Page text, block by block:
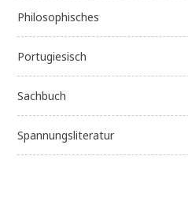
Philosophisches
Portugiesisch
Sachbuch
Spannungsliteratur